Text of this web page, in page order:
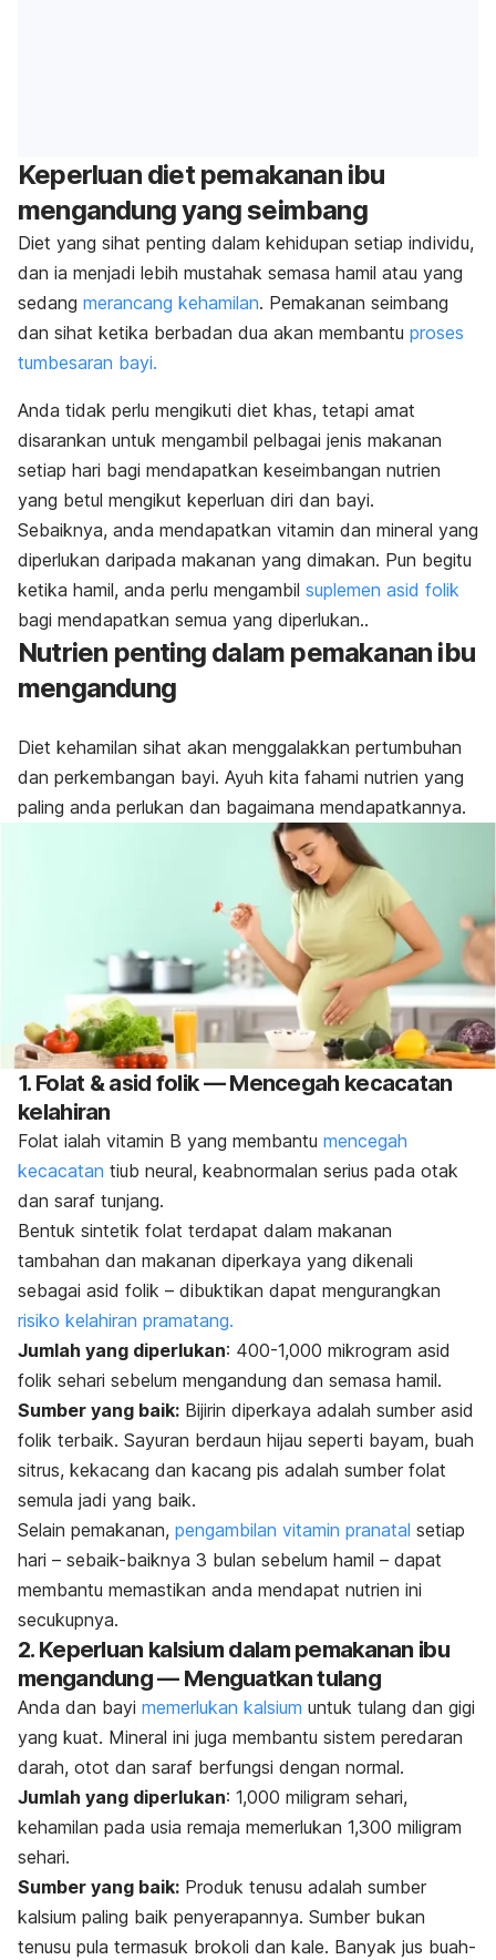
Keperluan diet pemakanan ibu
mengandung yang seimbang
Diet yang sihat penting dalam kehidupan setiap individu,
dan ia menjadi lebih mustahak semasa hamil atau yang
sedang merancang kehamilan. Pemakanan seimbang
dan sihat ketika berbadan dua akan membantu proses
tumbesaran bayi.
Anda tidak perlu mengikuti diet khas, tetapi amat
disarankan untuk mengambil pelbagai jenis makanan
setiap hari bagi mendapatkan keseimbangan nutrien
yang betul mengikut keperluan diri dan bayi.
Sebaiknya, anda mendapatkan vitamin dan mineral yang
diperlukan daripada makanan yang dimakan. Pun begitu
ketika hamil, anda perlu mengambil suplemen asid folik
bagi mendapatkan semua yang diperlukan..
Nutrien penting dalam pemakanan ibu
mengandung
Diet kehamilan sihat akan menggalakkan pertumbuhan
dan perkembangan bayi. Ayuh kita fahami nutrien yang
paling anda perlukan dan bagaimana mendapatkannya.
1. Folat & asid folik — Mencegah kecacatan
kelahiran
Folat ialah vitamin B yang membantu mencegah
kecacatan tiub neural, keabnormalan serius pada otak
dan saraf tunjang.
Bentuk sintetik folat terdapat dalam makanan
tambahan dan makanan diperkaya yang dikenali
sebagai asid folik – dibuktikan dapat mengurangkan
risiko kelahiran pramatang.
Jumlah yang diperlukan: 400-1,000 mikrogram asid
folik sehari sebelum mengandung dan semasa hamil.
Sumber yang baik: Bijirin diperkaya adalah sumber asid
folik terbaik. Sayuran berdaun hijau seperti bayam, buah
sitrus, kekacang dan kacang pis adalah sumber folat
semula jadi yang baik.
Selain pemakanan, pengambilan vitamin pranatal setiap
hari – sebaik-baiknya 3 bulan sebelum hamil – dapat
membantu memastikan anda mendapat nutrien ini
secukupnya.
2. Keperluan kalsium dalam pemakanan ibu
mengandung — Menguatkan tulang
Anda dan bayi memerlukan kalsium untuk tulang dan gigi
yang kuat. Mineral ini juga membantu sistem peredaran
darah, otot dan saraf berfungsi dengan normal.
Jumlah yang diperlukan: 1,000 miligram sehari,
kehamilan pada usia remaja memerlukan 1,300 miligram
sehari.
Sumber yang baik: Produk tenusu adalah sumber
kalsium paling baik penyerapannya. Sumber bukan
tenusu pula termasuk brokoli dan kale. Banyak jus buah-